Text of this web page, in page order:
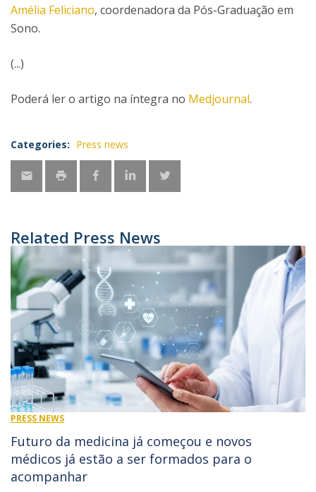
Amélia Feliciano, coordenadora da Pós-Graduação em
Sono.
(...)
Poderá ler o artigo na íntegra no Medjournal.
Categories: Press news
Related Press News
PRESS NEWS
Futuro da medicina já começou e novos
médicos já estão a ser formados para o
acompanhar